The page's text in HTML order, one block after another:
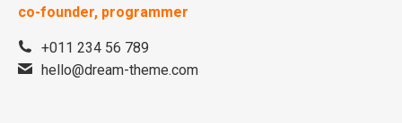
co-founder, programmer
+011 234 56 789
hello@dream-theme.com